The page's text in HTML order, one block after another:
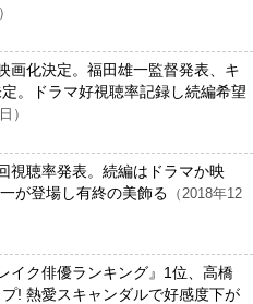
画化決定。福田雄一監督発表、キ
。ドラマ好視聴率記録し続編希望
）
視聴率発表。続編はドラマか映
が登場し有終の美飾る （2018年12
イク俳優ランキング』1位、高橋
! 熱愛スキャンダルで好感度下が